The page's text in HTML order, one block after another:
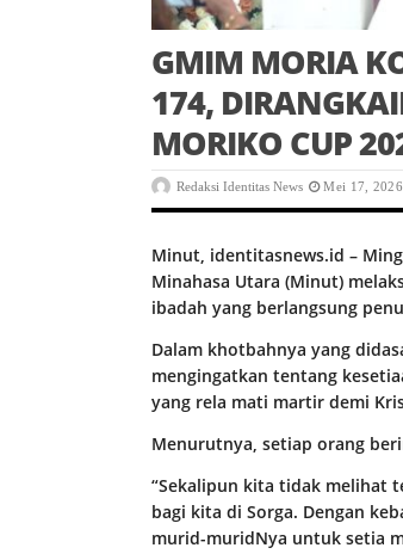
GMIM MORIA
174,
MORIKO CUP
Redaksi Identitas News Mei 17, 2026
Minut, identitasnews.id –
Minahasa Utara (Minut)
ibadah yang berlangsung
Dalam khotbahnya yang
mengingatkan tentang
yang rela mati martir demi
Menurutnya, setiap orang
“Sekalipun kita tidak melihat
bagi kita di Sorga. Dengan
murid-muridNya untuk setia